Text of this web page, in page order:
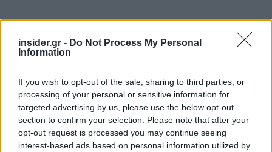
insider.gr - Do Not Process My Personal
Information
If you wish to opt-out of the sale, sharing to third parties, or
processing of your personal or sensitive information for
targeted advertising by us, please use the below opt-out
section to confirm your selection. Please note that after your
opt-out request is processed you may continue seeing
interest-based ads based on personal information utilized by
Διαβάζονται αυτή τη στιγμή